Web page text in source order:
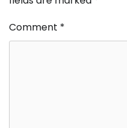
Comment *